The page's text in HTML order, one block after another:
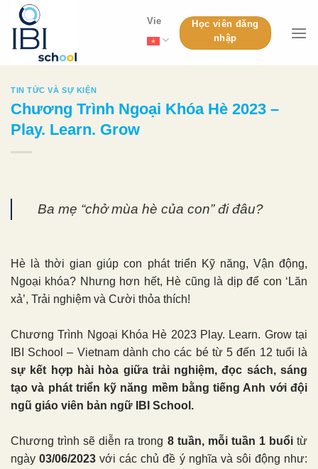
Skip
content
Vie
Học viên đăng
nhập
TIN TỨC VÀ SỰ KIỆN
Chương Trình Ngoại Khóa Hè 2023 –
Play. Learn. Grow
Ba mẹ “chở mùa hè của con” đi đâu?
Hè là thời gian giúp con phát triển Kỹ năng, Vận động,
Ngoại khóa? Nhưng hơn hết, Hè cũng là dịp để con ‘Lăn
xả’, Trải nghiệm và Cười thỏa thích!
Chương Trình Ngoại Khóa Hè 2023 Play. Learn. Grow tại
IBI School – Vietnam dành cho các bé từ 5 đến 12 tuổi là
sự kết hợp hài hòa giữa trải nghiệm, đọc sách, sáng
tạo và phát triển kỹ năng mềm bằng tiếng Anh với đội
ngũ giáo viên bản ngữ IBI School.
Chương trình sẽ diễn ra trong 8 tuần, mỗi tuần 1 buổitừ
ngày03/06/2023 với các chủ đề ý nghĩa và sôi động như: